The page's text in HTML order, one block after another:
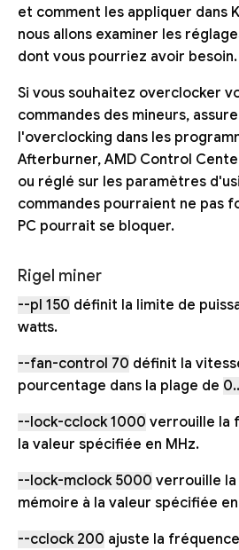
et comment les appliquer dans
nous allons examiner les
dont vous pourriez avoir besoin.
Si vous souhaitez overclocker
commandes des mineurs,
l'overclocking dans les
Afterburner, AMD Control
ou réglé sur les paramètres
commandes pourraient ne pas
PC pourrait se bloquer.
Rigel miner
--pl 150 définit la limite de
watts.
--fan-control 70 définit la
pourcentage dans la plage de
--lock-cclock 1000 verrouille la
la valeur spécifiée en MHz.
--lock-mclock 5000 verrouille
mémoire à la valeur spécifiée
--cclock 200 ajuste la